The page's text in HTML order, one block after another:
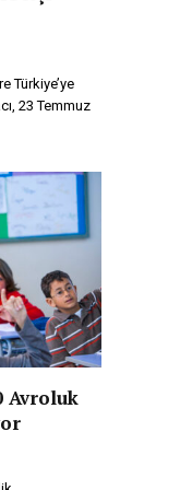
Türkiye’ye
23 Temmuz
Avroluk